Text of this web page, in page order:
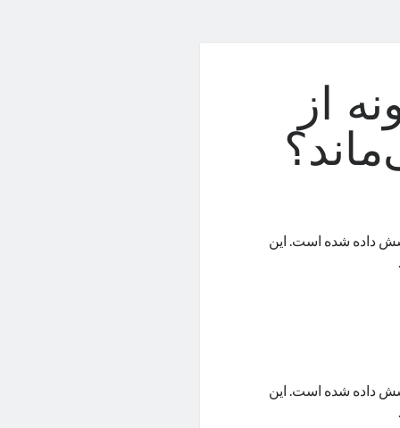
از
داده شده است. این
داده شده است. این